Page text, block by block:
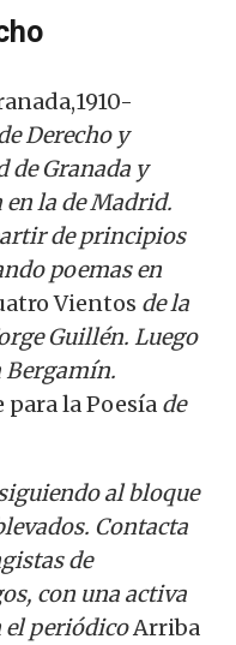
Derecho y
de Granada y
la de Madrid.
de principios
poemas en
Vientos de la
Guillén. Luego
para la Poesía de
al bloque
Contacta
de
con una activa
el periódicoArriba